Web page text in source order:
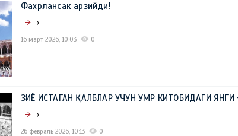
Фахрлансак арзийди!
→
16 март 2026, 10:03 0
ЗИЁ ИСТАГАН ҚАЛБЛАР УЧУН УМР КИТОБИДАГИ
→
26 февраль 2026, 10:13 0